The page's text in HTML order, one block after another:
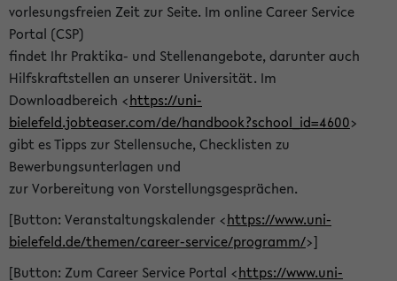
vorlesungsfreien Zeit zur Seite. Im online Career Service
Portal (CSP)
findet Ihr Praktika- und Stellenangebote, darunter auch
Hilfskraftstellen an unserer Universität. Im
Downloadbereich <https://uni-
bielefeld.jobteaser.com/de/handbook?school_id=4600>
gibt es Tipps zur Stellensuche, Checklisten zu
Bewerbungsunterlagen und
zur Vorbereitung von Vorstellungsgesprächen.
[Button: Veranstaltungskalender <https://www.uni-
bielefeld.de/themen/career-service/programm/>]
[Button: Zum Career Service Portal <https://www.uni-